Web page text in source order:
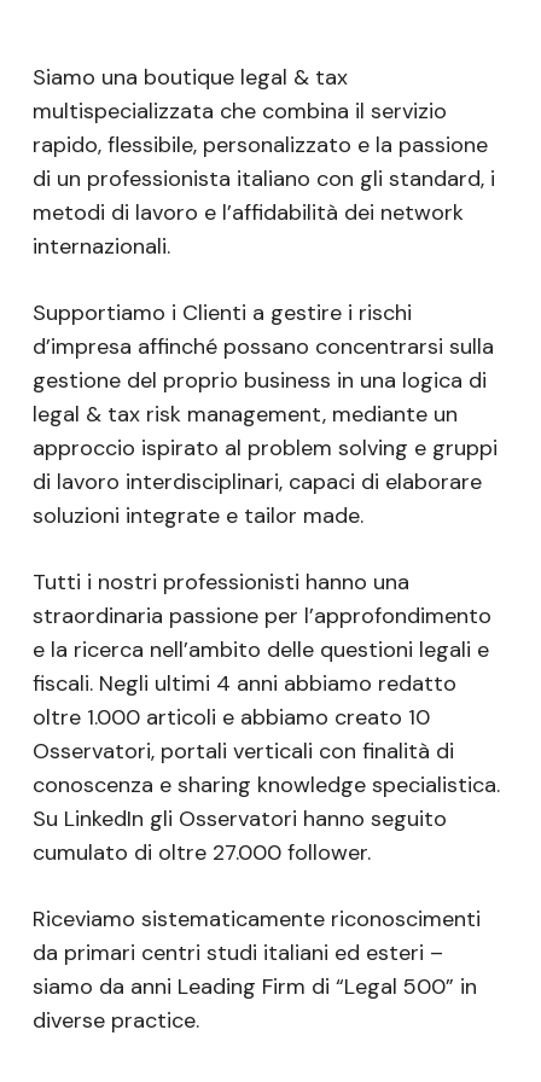
Siamo una boutique legal & tax
multispecializzata che combina il servizio
rapido, flessibile, personalizzato e la passione
di un professionista italiano con gli standard, i
metodi di lavoro e l’affidabilità dei network
internazionali.
Supportiamo i Clienti a gestire i rischi
d’impresa affinché possano concentrarsi sulla
gestione del proprio business in una logica di
legal & tax risk management, mediante un
approccio ispirato al problem solving e gruppi
di lavoro interdisciplinari, capaci di elaborare
soluzioni integrate e tailor made.
Tutti i nostri professionisti hanno una
straordinaria passione per l’approfondimento
e la ricerca nell’ambito delle questioni legali e
fiscali. Negli ultimi 4 anni abbiamo redatto
oltre 1.000 articoli e abbiamo creato 10
Osservatori, portali verticali con finalità di
conoscenza e sharing knowledge specialistica.
Su LinkedIn gli Osservatori hanno seguito
cumulato di oltre 27.000 follower.
Riceviamo sistematicamente riconoscimenti
da primari centri studi italiani ed esteri –
siamo da anni Leading Firm di “Legal 500” in
diverse practice.